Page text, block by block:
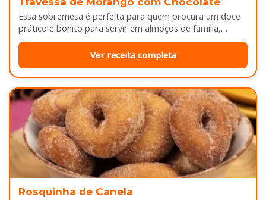
Essa sobremesa é perfeita para quem procura um doce
prático e bonito para servir em almoços de família,
aniversários ou…
Ver receita completa
Rosquinha de Canela